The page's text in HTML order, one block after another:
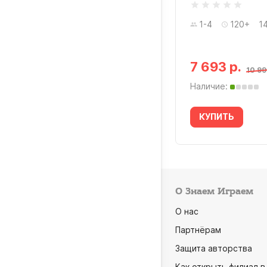
1-4 120+
7 693 р. 10
Наличие:
КУПИТЬ
О Знаем Играем
О нас
Партнёрам
Защита авторства